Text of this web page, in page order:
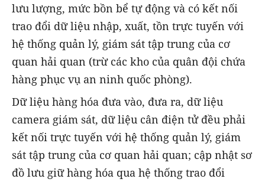
lưu lượng, mức bồn bể tự động và có kết nối
trao đổi dữ liệu nhập, xuất, tồn trực tuyến với
hệ thống quản lý, giám sát tập trung của cơ
quan hải quan (trừ các kho của quân đội chứa
hàng phục vụ an ninh quốc phòng).
Dữ liệu hàng hóa đưa vào, đưa ra, dữ liệu
camera giám sát, dữ liệu cân điện tử đều phải
kết nối trực tuyến với hệ thống quản lý, giám
sát tập trung của cơ quan hải quan; cập nhật sơ
đồ lưu giữ hàng hóa qua hệ thống trao đổi